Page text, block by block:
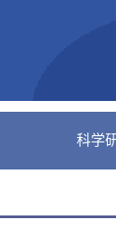
科学